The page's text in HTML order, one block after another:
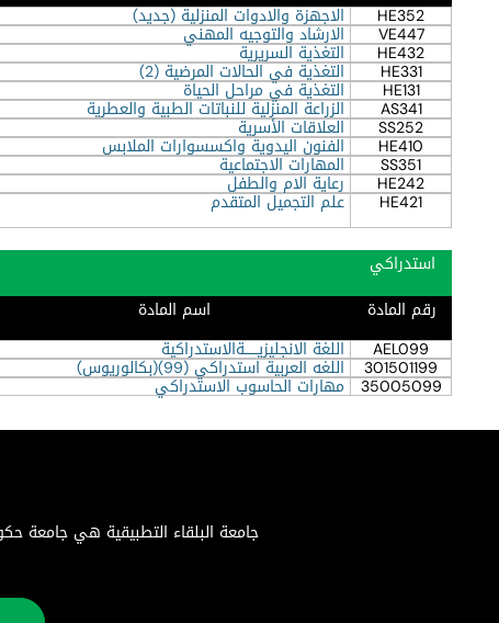
HE352 الاجهزة والادوات المنزلية (جديد)
VE447 الارشاد والتوجيه المهني
HE432 التغذية السريرية
HE331 التغذية في الحالات المرضية (2)
HE131 التغذية في مراحل الحياة
AS341 الزراعة المنزلية للنباتات الطبية والعطرية
SS252 العلاقات الأسرية
HE410 الفنون اليدوية واكسسوارات الملابس
SS351 المهارات الاجتماعية
HE242 رعاية الام والطفل
HE421 علم التجميل المتقدم
استدراكي
رقم المادة اسم المادة
AEL099 اللغة الانجليزيــــــةالاستدراكية
301501199 اللغه العربية استدراكي (99)(بكالوريوس)
35005099 مهارات الحاسوب الاستدراكي